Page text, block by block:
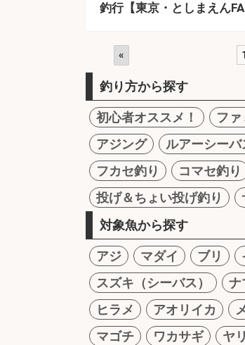
釣行【東京・としまえんFA
« 1
釣り方から探す
初心者オススメ！ フ
アジング
ルアーシーバ
フカセ釣り
コマセ釣り
投げ＆ちょい投げ釣り
対象魚から探す
アジ マダイ ブリ
スズキ（シーバス）
ナ
ヒラメ
アオリイカ
マゴチ
ワカサギ ヤ